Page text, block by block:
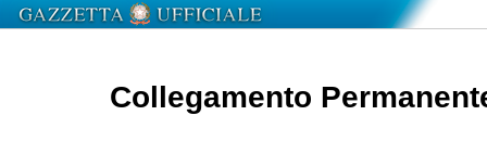
Collegamento